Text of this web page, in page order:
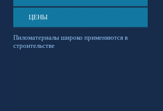
ЦЕНЫ
Пиломатериалы широко применяются в
строительстве